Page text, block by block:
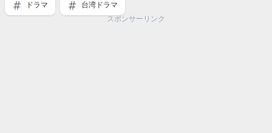
ドラマ
台湾ドラマ
スポンサーリンク